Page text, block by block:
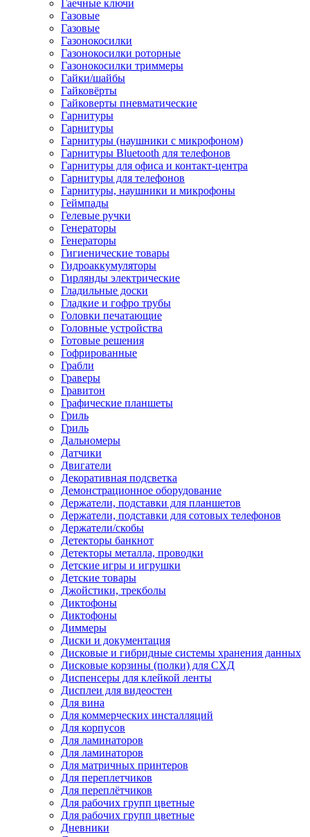
Гаечные ключи
Газовые
Газовые
Газонокосилки
Газонокосилки роторные
Газонокосилки триммеры
Гайки/шайбы
Гайковёрты
Гайковерты пневматические
Гарнитуры
Гарнитуры
Гарнитуры (наушники с микрофоном)
Гарнитуры Bluetooth для телефонов
Гарнитуры для офиса и контакт-центра
Гарнитуры для телефонов
Гарнитуры, наушники и микрофоны
Геймпады
Гелевые ручки
Генераторы
Генераторы
Гигиенические товары
Гидроаккумуляторы
Гирлянды электрические
Гладильные доски
Гладкие и гофро трубы
Головки печатающие
Головные устройства
Готовые решения
Гофрированные
Грабли
Граверы
Гравитон
Графические планшеты
Гриль
Гриль
Дальномеры
Датчики
Двигатели
Декоративная подсветка
Демонстрационное оборудование
Держатели, подставки для планшетов
Держатели, подставки для сотовых телефонов
Держатели/скобы
Детекторы банкнот
Детекторы металла, проводки
Детские игры и игрушки
Детские товары
Джойстики, трекболы
Диктофоны
Диктофоны
Диммеры
Диски и документация
Дисковые и гибридные системы хранения данных
Дисковые корзины (полки) для СХД
Диспенсеры для клейкой ленты
Дисплеи для видеостен
Для вина
Для коммерческих инсталляций
Для корпусов
Для ламинаторов
Для ламинаторов
Для матричных принтеров
Для переплетчиков
Для переплётчиков
Для рабочих групп цветные
Для рабочих групп цветные
Дневники